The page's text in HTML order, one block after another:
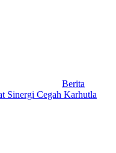
Berita
Sinergi Cegah Karhutla